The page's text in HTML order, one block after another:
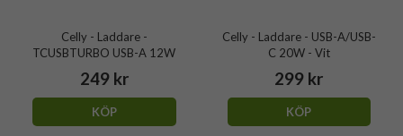
Celly - Laddare -
TCUSBTURBO USB-A 12W
249 kr
KÖP
Celly - Laddare - USB-A/USB-
C 20W - Vit
299 kr
KÖP